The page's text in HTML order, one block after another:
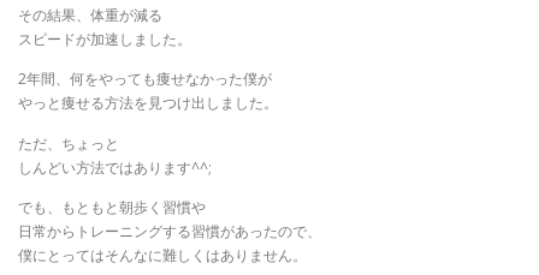
その結果、体重が減る
スピードが加速しました。
2年間、何をやっても痩せなかった僕が
やっと痩せる方法を見つけ出しました。
ただ、ちょっと
しんどい方法ではあります^^;
でも、もともと朝歩く習慣や
日常からトレーニングする習慣があったので、
僕にとってはそんなに難しくはありません。